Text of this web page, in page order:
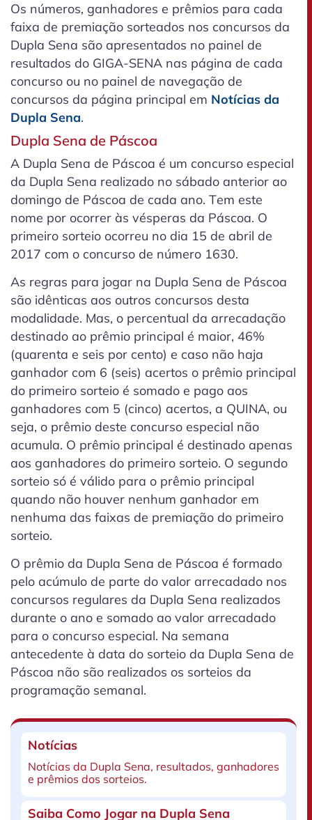
Os números, ganhadores e prêmios para cada
faixa de premiação sorteados nos concursos da
Dupla Sena são apresentados no painel de
resultados do GIGA-SENA nas página de cada
concurso ou no painel de navegação de
concursos da página principal em Notícias da
Dupla Sena.
Dupla Sena de Páscoa
A Dupla Sena de Páscoa é um concurso especial
da Dupla Sena realizado no sábado anterior ao
domingo de Páscoa de cada ano. Tem este
nome por ocorrer às vésperas da Páscoa. O
primeiro sorteio ocorreu no dia 15 de abril de
2017 com o concurso de número 1630.
As regras para jogar na Dupla Sena de Páscoa
são idênticas aos outros concursos desta
modalidade. Mas, o percentual da arrecadação
destinado ao prêmio principal é maior, 46%
(quarenta e seis por cento) e caso não haja
ganhador com 6 (seis) acertos o prêmio principal
do primeiro sorteio é somado e pago aos
ganhadores com 5 (cinco) acertos, a QUINA, ou
seja, o prêmio deste concurso especial não
acumula. O prêmio principal é destinado apenas
aos ganhadores do primeiro sorteio. O segundo
sorteio só é válido para o prêmio principal
quando não houver nenhum ganhador em
nenhuma das faixas de premiação do primeiro
sorteio.
O prêmio da Dupla Sena de Páscoa é formado
pelo acúmulo de parte do valor arrecadado nos
concursos regulares da Dupla Sena realizados
durante o ano e somado ao valor arrecadado
para o concurso especial. Na semana
antecedente à data do sorteio da Dupla Sena de
Páscoa não são realizados os sorteios da
programação semanal.
Notícias
Notícias da Dupla Sena, resultados, ganhadores
e prêmios dos sorteios.
Saiba Como Jogar na Dupla Sena